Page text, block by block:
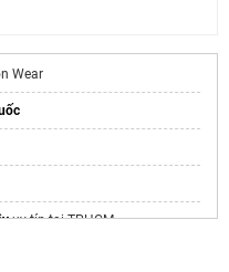
Wear
uy tín tại TPHCM